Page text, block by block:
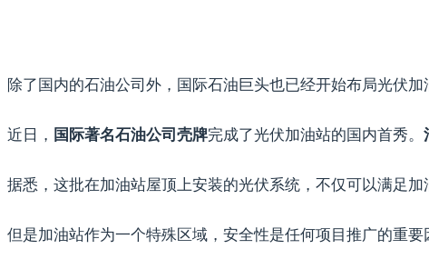
除了国内的石油公司外，国际石油巨头也已经开始布局光伏加
近日， 国际著名石油公司壳牌完成了光伏加油站的国内首秀。
据悉，这批在加油站屋顶上安装的光伏系统，不仅可以满足
但是加油站作为一个特殊区域，安全性是任何项目推广的重